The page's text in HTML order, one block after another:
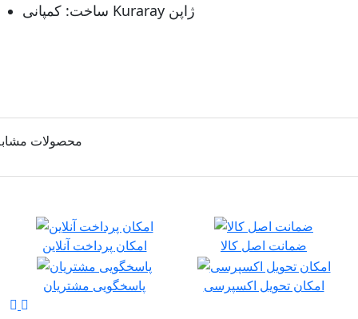
ساخت: کمپانی Kuraray ژاپن
محصولات
امکان پرداخت آنلاین ضمانت اصل کالا
پاسخگویی مشتریان امکان تحویل اکسپرسی